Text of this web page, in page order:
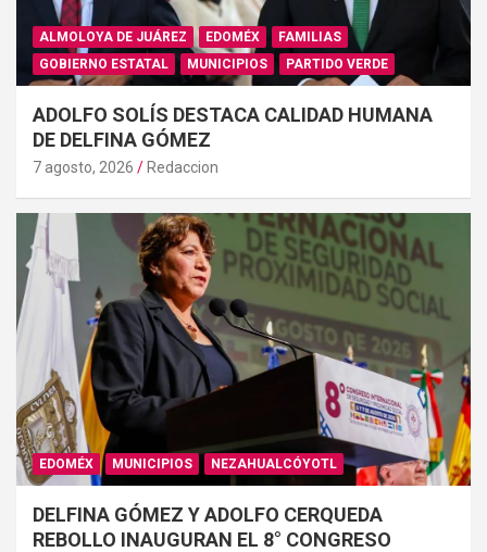
ALMOLOYA DE JUÁREZ EDOMÉX
FAMILIAS
GOBIERNO ESTATAL
MUNICIPIOS PARTIDO VERDE
ADOLFO SOLÍS DESTACA CALIDAD HUMANA
DE DELFINA GÓMEZ
7 agosto, 2026 Redaccion
EDOMÉX MUNICIPIOS NEZAHUALCÓYOTL
DELFINA GÓMEZ Y ADOLFO CERQUEDA
REBOLLO INAUGURAN EL 8° CONGRESO